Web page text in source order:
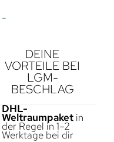
-
DEINE
VORTEILE BEI
LGM-
BESCHLAG
DHL-
Weltraumpaketin
der Regel in 1–2
Werktage bei dir